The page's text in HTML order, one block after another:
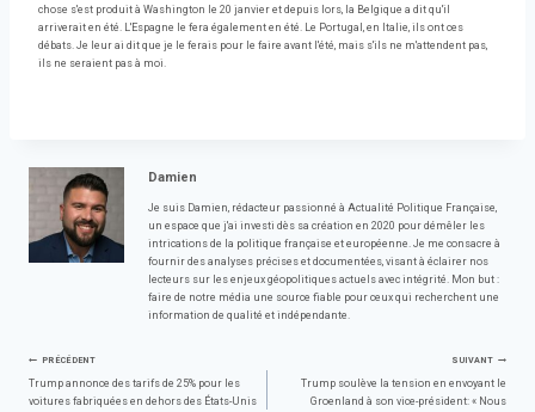
chose s'est produit à Washington le 20 janvier et depuis lors, la Belgique a dit qu'il
arriverait en été. L'Espagne le fera également en été. Le Portugal, en Italie, ils ont ces
débats. Je leur ai dit que je le ferais pour le faire avant l'été, mais s'ils ne m'attendent pas,
ils ne seraient pas à moi.
Damien
Je suis Damien, rédacteur passionné à Actualité Politique Française,
un espace que j'ai investi dès sa création en 2020 pour démêler les
intrications de la politique française et européenne. Je me consacre à
fournir des analyses précises et documentées, visant à éclairer nos
lecteurs sur les enjeux géopolitiques actuels avec intégrité. Mon but :
faire de notre média une source fiable pour ceux qui recherchent une
information de qualité et indépendante.
Navigation
PRÉCÉDENT
Trump annonce des tarifs de 25% pour les
voitures fabriquées en dehors des États-Unis
SUIVANT
Trump soulève la tension en envoyant le
Groenland à son vice-président: « Nous